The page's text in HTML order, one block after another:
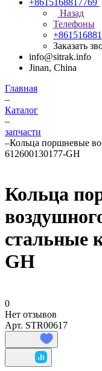
+8615168817769
Назад
Телефоны
Заказать
info@sitrak.info
Jinan, China
Главная
–
Каталог
–
запчасти
–Кольца поршневые
612600130177-GH
Кольца
стальные
GH
0
Нет отзывов
Арт. STR00617